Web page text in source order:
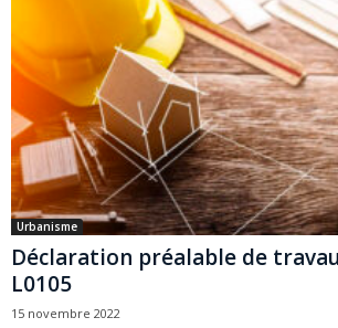
Urbanisme
Déclaration préalable de
L0105
15 novembre 2022